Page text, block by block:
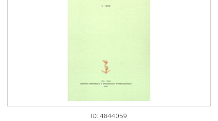
ID: 4844059